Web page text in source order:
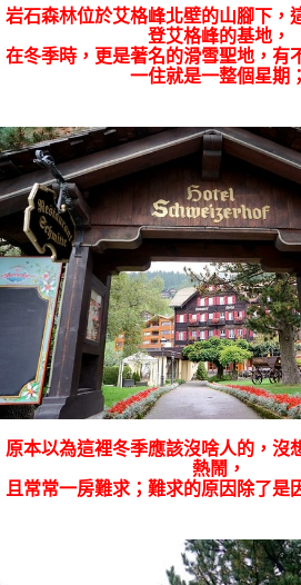
岩石森林位於艾格峰北壁的山腳下，
登艾格峰的基地，
在冬季時，更是著名的滑雪聖地，有
一住就是一整個星期；
原本以為這裡冬季應該沒啥人的，沒
熱鬧，
且常常一房難求；難求的原因除了是